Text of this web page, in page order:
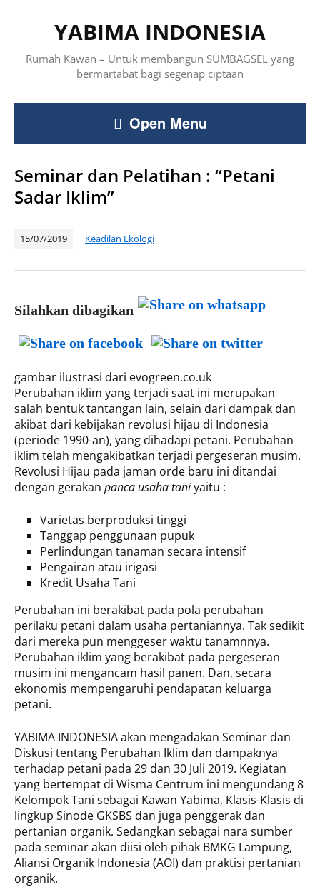
YABIMA INDONESIA
Rumah Kawan – Untuk membangun SUMBAGSEL yang
bermartabat bagi segenap ciptaan
Open Menu
Seminar dan Pelatihan : “Petani
Sadar Iklim”
15/07/2019 Keadilan Ekologi
Silahkan dibagikan
gambar ilustrasi dari evogreen.co.uk
Perubahan iklim yang terjadi saat ini merupakan
salah bentuk tantangan lain, selain dari dampak dan
akibat dari kebijakan revolusi hijau di Indonesia
(periode 1990-an), yang dihadapi petani. Perubahan
iklim telah mengakibatkan terjadi pergeseran musim.
Revolusi Hijau pada jaman orde baru ini ditandai
dengan gerakan panca usaha taniyaitu :
Varietas berproduksi tinggi
Tanggap penggunaan pupuk
Perlindungan tanaman secara intensif
Pengairan atau irigasi
Kredit Usaha Tani
Perubahan ini berakibat pada pola perubahan
perilaku petani dalam usaha pertaniannya. Tak sedikit
dari mereka pun menggeser waktu tanamnnya.
Perubahan iklim yang berakibat pada pergeseran
musim ini mengancam hasil panen. Dan, secara
ekonomis mempengaruhi pendapatan keluarga
petani.
YABIMA INDONESIA akan mengadakan Seminar dan
Diskusi tentang Perubahan Iklim dan dampaknya
terhadap petani pada 29 dan 30 Juli 2019. Kegiatan
yang bertempat di Wisma Centrum ini mengundang 8
Kelompok Tani sebagai Kawan Yabima, Klasis-Klasis di
lingkup Sinode GKSBS dan juga penggerak dan
pertanian organik. Sedangkan sebagai nara sumber
pada seminar akan diisi oleh pihak BMKG Lampung,
Aliansi Organik Indonesia (AOI) dan praktisi pertanian
organik.